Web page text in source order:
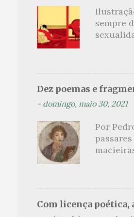
r
o
s
sempre
sido
se tratar
filha.
termina
Dez poemas e
- domingo, maio 30, 2021
Por
no
Com licença poética,